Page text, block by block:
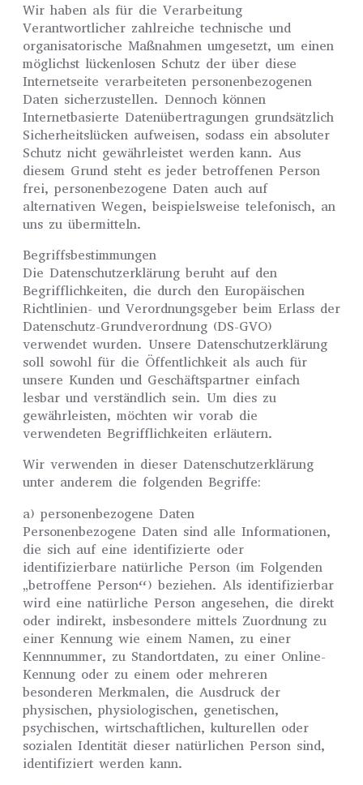
Wir haben als für die Verarbeitung
Verantwortlicher zahlreiche technische und
organisatorische Maßnahmen umgesetzt, um einen
möglichst lückenlosen Schutz der über diese
Internetseite verarbeiteten personenbezogenen
Daten sicherzustellen. Dennoch können
Internetbasierte Datenübertragungen grundsätzlich
Sicherheitslücken aufweisen, sodass ein absoluter
Schutz nicht gewährleistet werden kann. Aus
diesem Grund steht es jeder betroffenen Person
frei, personenbezogene Daten auch auf
alternativen Wegen, beispielsweise telefonisch, an
uns zu übermitteln.
Begriffsbestimmungen
Die Datenschutzerklärung beruht auf den
Begrifflichkeiten, die durch den Europäischen
Richtlinien- und Verordnungsgeber beim Erlass der
Datenschutz-Grundverordnung (DS-GVO)
verwendet wurden. Unsere Datenschutzerklärung
soll sowohl für die Öffentlichkeit als auch für
unsere Kunden und Geschäftspartner einfach
lesbar und verständlich sein. Um dies zu
gewährleisten, möchten wir vorab die
verwendeten Begrifflichkeiten erläutern.
Wir verwenden in dieser Datenschutzerklärung
unter anderem die folgenden Begriffe:
a) personenbezogene Daten
Personenbezogene Daten sind alle Informationen,
die sich auf eine identifizierte oder
identifizierbare natürliche Person (im Folgenden
„betroffene Person“) beziehen. Als identifizierbar
wird eine natürliche Person angesehen, die direkt
oder indirekt, insbesondere mittels Zuordnung zu
einer Kennung wie einem Namen, zu einer
Kennnummer, zu Standortdaten, zu einer Online-
Kennung oder zu einem oder mehreren
besonderen Merkmalen, die Ausdruck der
physischen, physiologischen, genetischen,
psychischen, wirtschaftlichen, kulturellen oder
sozialen Identität dieser natürlichen Person sind,
identifiziert werden kann.